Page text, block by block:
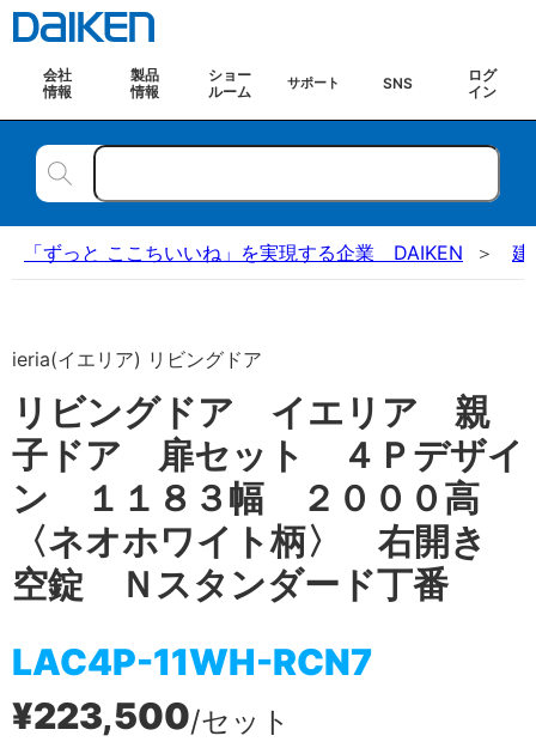
会社
情報
製品
情報
ショー
ルーム
サポート SNS
ログ
イン
「ずっと ここちいいね」を実現する企業 DAIKEN 建
ieria(イエリア) リビングドア
リビングドア イエリア 親
子ドア 扉セット ４Ｐデザイ
ン １１８３幅 ２０００高
〈ネオホワイト柄〉 右開き
空錠 Ｎスタンダード丁番
LAC4P-11WH-RCN7
¥223,500/セット